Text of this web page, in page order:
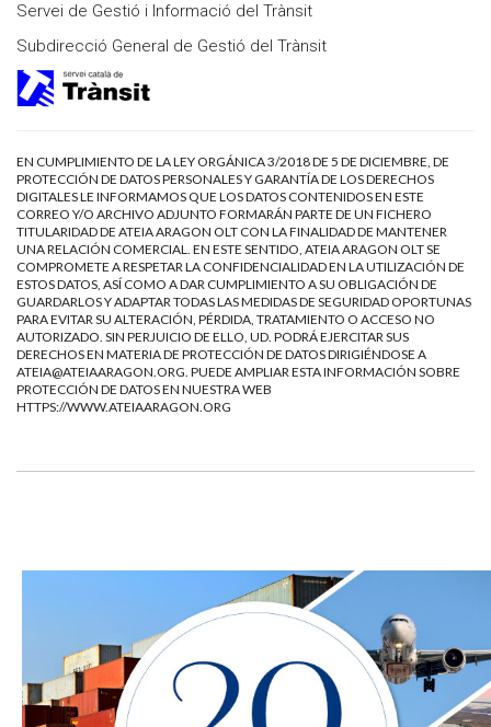
Servei de Gestió i Informació del Trànsit
Subdirecció General de Gestió del Trànsit
EN CUMPLIMIENTO DE LA LEY ORGÁNICA 3/2018 DE 5 DE DICIEMBRE, DE
PROTECCIÓN DE DATOS PERSONALES Y GARANTÍA DE LOS DERECHOS
DIGITALES LE INFORMAMOS QUE LOS DATOS CONTENIDOS EN ESTE
CORREO Y/O ARCHIVO ADJUNTO FORMARÁN PARTE DE UN FICHERO
TITULARIDAD DE ATEIA ARAGON OLT CON LA FINALIDAD DE MANTENER
UNA RELACIÓN COMERCIAL. EN ESTE SENTIDO, ATEIA ARAGON OLT SE
COMPROMETE A RESPETAR LA CONFIDENCIALIDAD EN LA UTILIZACIÓN DE
ESTOS DATOS, ASÍ COMO A DAR CUMPLIMIENTO A SU OBLIGACIÓN DE
GUARDARLOS Y ADAPTAR TODAS LAS MEDIDAS DE SEGURIDAD OPORTUNAS
PARA EVITAR SU ALTERACIÓN, PÉRDIDA, TRATAMIENTO O ACCESO NO
AUTORIZADO. SIN PERJUICIO DE ELLO, UD. PODRÁ EJERCITAR SUS
DERECHOS EN MATERIA DE PROTECCIÓN DE DATOS DIRIGIÉNDOSE A
ATEIA@ATEIAARAGON.ORG. PUEDE AMPLIAR ESTA INFORMACIÓN SOBRE
PROTECCIÓN DE DATOS EN NUESTRA WEB
HTTPS://WWW.ATEIAARAGON.ORG